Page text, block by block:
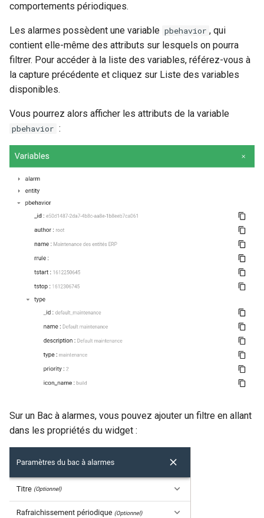
comportements périodiques.
Les alarmes possèdent une variable pbehavior , qui
contient elle-même des attributs sur lesquels on pourra
filtrer. Pour accéder à la liste des variables, référez-vous à
la capture précédente et cliquez sur Liste des variables
disponibles.
Vous pourrez alors afficher les attributs de la variable
pbehavior :
Sur un Bac à alarmes, vous pouvez ajouter un filtre en allant
dans les propriétés du widget :